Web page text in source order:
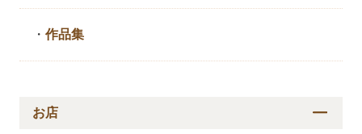
・作品集
お店